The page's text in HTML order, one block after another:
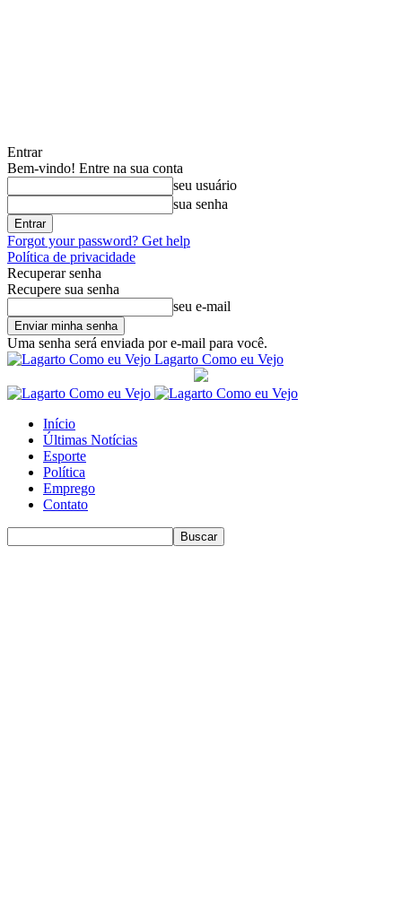
Entrar
Bem-vindo! Entre na sua conta
seu usuário
sua senha
Forgot your password? Get help
Política de privacidade
Recuperar senha
Recupere sua senha
seu e-mail
Uma senha será enviada por e-mail para você.
Lagarto Como eu Vejo
Início
Últimas Notícias
Esporte
Política
Emprego
Contato